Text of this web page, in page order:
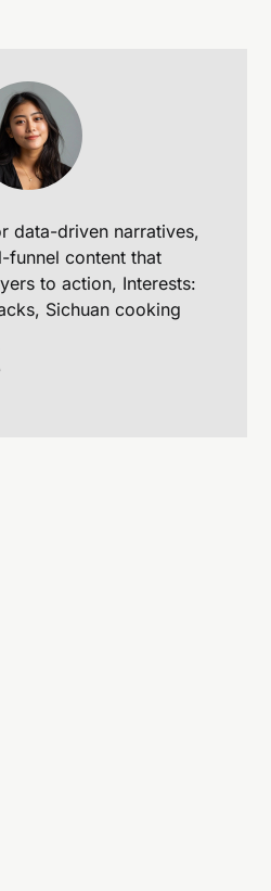
data-driven narratives,
funnel content that
to action, Interests:
Sichuan cooking